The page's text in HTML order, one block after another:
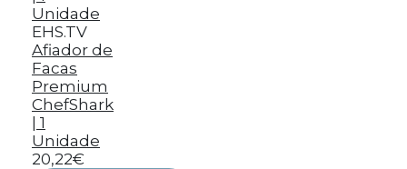
EHS.TV
Afiador de
Facas
Premium
ChefShark
| 1
Unidade
20,22€